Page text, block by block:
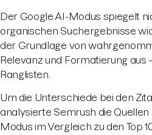
Der Google AI-Modus spiegelt
organischen Suchergebnisse
der Grundlage von
Relevanz und Formatierung aus
Ranglisten.
Um die Unterschiede bei den
analysierte Semrush die Quellen
Modus im Vergleich zu den Top